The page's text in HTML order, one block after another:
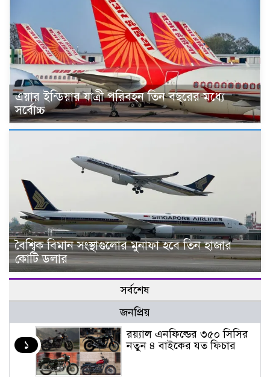
এয়ার ইন্ডিয়ার যাত্রী পরিবহন তিন বছরের মধ্যে
সর্বোচ্চ
বৈশ্বিক বিমান সংস্থাগুলোর মুনাফা হবে তিন হাজার
কোটি ডলার
সর্বশেষ
জনপ্রিয়
১
র‌য়্যাল এনফিল্ডের ৩৫০ সিসির
নতুন ৪ বাইকের যত ফিচার